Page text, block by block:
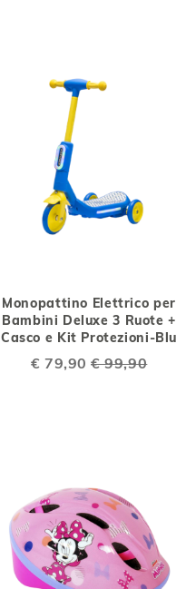
Monopattino Elettrico per
Bambini Deluxe 3 Ruote +
Casco e Kit Protezioni-Blu
Special
€ 79,90 € 99,90